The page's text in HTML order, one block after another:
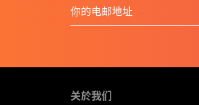
关於我们